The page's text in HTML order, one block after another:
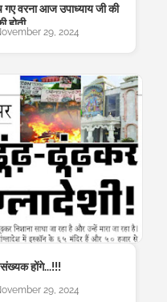
गए वरना आज उपाध्याय जी की
होती
29, 2024
होंगे...!!!
29, 2024